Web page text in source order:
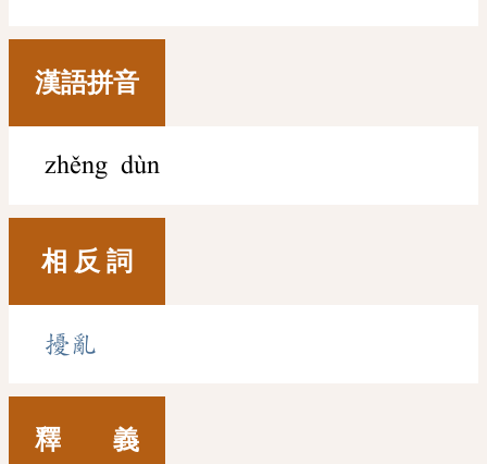
漢語拼音
zhěng dùn
相 反 詞
擾亂
釋 義